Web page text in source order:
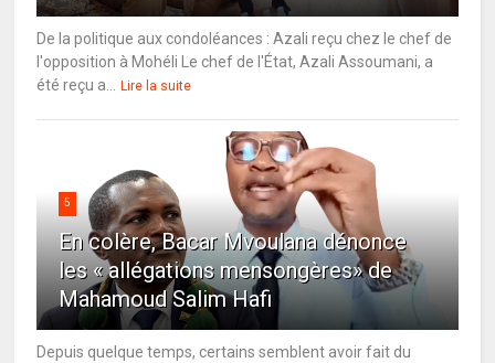
De la politique aux condoléances : Azali reçu chez le chef de
l'opposition à Mohéli Le chef de l'État, Azali Assoumani, a
été reçu a...
Lire la suite
5
En colère, Bacar Mvoulana dénonce
les « allégations mensongères» de
Mahamoud Salim Hafi
Depuis quelque temps, certains semblent avoir fait du